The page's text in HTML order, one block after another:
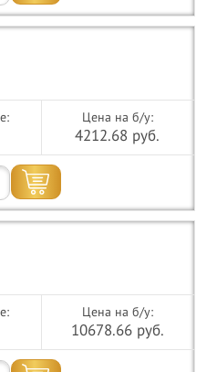
Цена на б/у:
4212.68 руб.
Цена на б/у:
10678.66 руб.